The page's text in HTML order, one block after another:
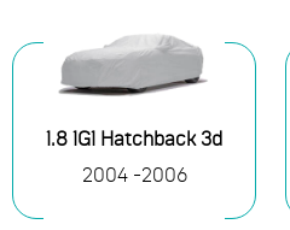
1.8 1G1 Hatchback 3d
2004 -2006